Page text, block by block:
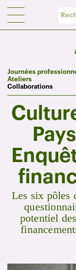
Journées
Ateliers
Collaborations
Les six pôles
potentiel